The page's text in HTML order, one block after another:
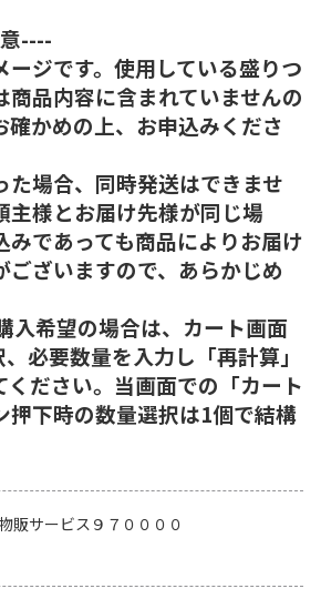
----
ジです。使用している盛りつ
商品内容に含まれていませんの
確かめの上、お申込みくださ
場合、同時発送はできませ
主様とお届け先様が同じ場
みであっても商品によりお届け
ございますので、あらかじめ
希望の場合は、カート画面
必要数量を入力し「再計算」
ください。当画面での「カート
押下時の数量選択は1個で結構
販サービス９７００００